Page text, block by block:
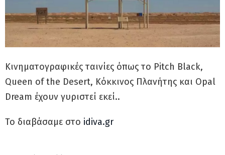
Κινηματογραφικές ταινίες όπως το Pitch Black,
Queen of the Desert, Κόκκινος Πλανήτης και Opal
Dream έχουν γυριστεί εκεί..
Το διαβάσαμε στο idiva.gr